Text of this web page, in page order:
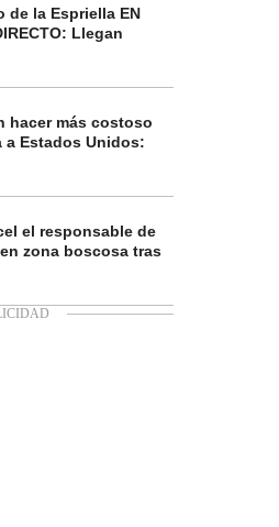
de la Espriella EN
Llegan
hacer más costoso
a Estados Unidos:
el responsable de
zona boscosa tras